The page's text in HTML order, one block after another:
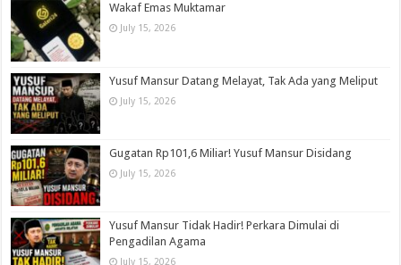
Wakaf Emas Muktamar
July 15, 2026
Yusuf Mansur Datang Melayat, Tak Ada yang Meliput
July 15, 2026
Gugatan Rp101,6 Miliar! Yusuf Mansur Disidang
July 15, 2026
Yusuf Mansur Tidak Hadir! Perkara Dimulai di
Pengadilan Agama
July 15, 2026